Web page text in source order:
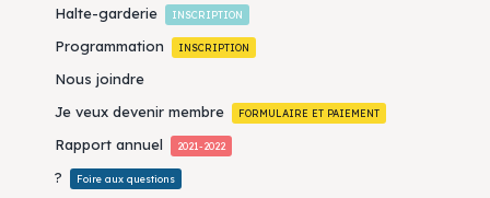
Halte-garderie
INSCRIPTION
Programmation INSCRIPTION
Nous joindre
Je veux devenir membre
FORMULAIRE ET PAIEMENT
Rapport annuel 2021-2022
? Foire aux questions